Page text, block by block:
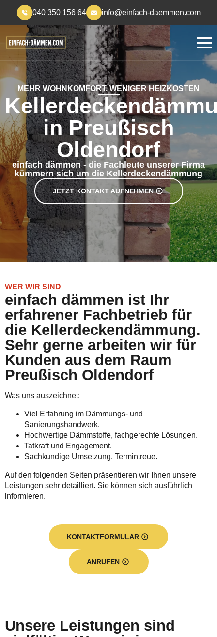
040 350 156 64 info@einfach-daemmen.com
MEHR WOHNKOMFORT, WENIGER HEIZKOSTEN
in Preußisch
Oldendorf
einfach dämmen - die Fachleute unserer Firma
kümmern sich um die Kellerdeckendämmung
JETZT KONTAKT AUFNEHMEN
WER WIR SIND
einfach dämmen ist Ihr
erfahrener Fachbetrieb für
die Kellerdeckendämmung.
Sehr gerne arbeiten wir für
Kunden aus dem Raum
Preußisch Oldendorf
Was uns auszeichnet:
Viel Erfahrung im Dämmungs- und
Sanierungshandwerk.
Hochwertige Dämmstoffe, fachgerechte Lösungen.
Tatkraft und Engagement.
Sachkundige Umsetzung, Termintreue.
Auf den folgenden Seiten präsentieren wir Ihnen unsere
Leistungen sehr detailliert. Sie können sich ausführlich
informieren.
KONTAKTFORMULAR
ANRUFEN
Unsere Leistungen sind